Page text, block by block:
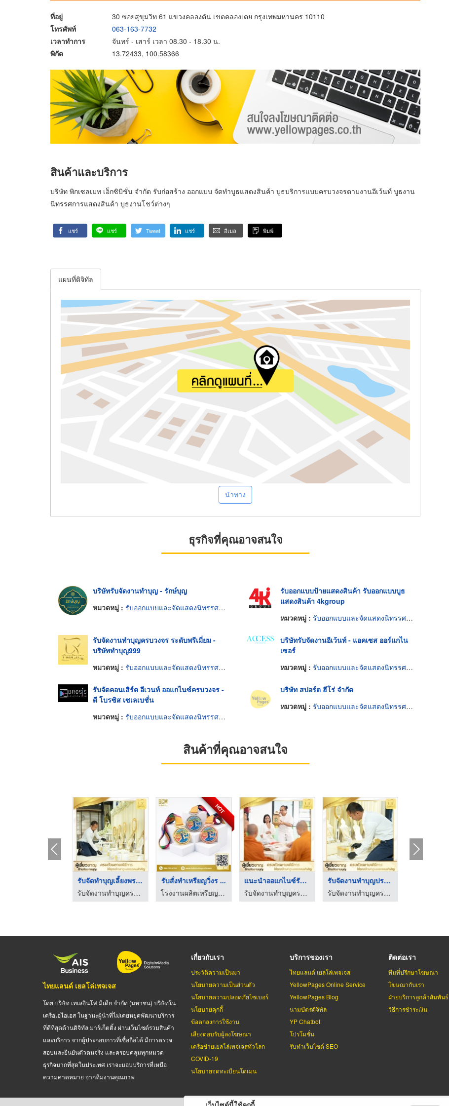
ที่อยู่
30 ซอยสุขุมวิท 61 แขวงคลองตัน เขตคลองเตย กรุงเทพมหานคร 10110
โทรศัพท์
063-163-7732
เวลาทำการ
จันทร์ - เสาร์ เวลา 08.30 - 18.30 น.
พิกัด
13.72433, 100.58366
สินค้าและบริการ
บริษัท พิกเซลเมท เอ็กซิบิชั่น จำกัด รับก่อสร้าง ออกแบบ จัดทำบูธแสดงสินค้า บูธบริการแบบครบวงจรตามงานอีเว้นท์ บูธงาน
นิทรรศการแสดงสินค้า บูธงานโชว์ต่างๆ
แชร์ แชร์ Tweet แชร์ อีเมล พิมพ์
แผนที่ดิจิทัล
นำทาง
ธุรกิจที่คุณอาจสนใจ
บริษัทรับจัดงานทำบุญ - รักษ์บุญ
หมวดหมู่ : รับออกแบบและจัดแสดงนิทรรศการ
รับออกแบบป้ายแสดงสินค้า รับออกแบบบูธ
แสดงสินค้า 4kgroup
หมวดหมู่ : รับออกแบบและจัดแสดงนิทรรศการ
รับจัดงานทำบุญครบวงจร ระดับพรีเมี่ยม -
บริษัททำบุญ999
หมวดหมู่ : รับออกแบบและจัดแสดงนิทรรศการ
บริษัทรับจัดงานอีเว้นท์ - แอคเซส ออร์แกไน
เซอร์
หมวดหมู่ : รับออกแบบและจัดแสดงนิทรรศการ
รับจัดคอนเสิร์ต อีเวนท์ ออแกไนซ์ครบวงจร -
ดี โบรซิส เซเลเบชั่น
หมวดหมู่ : รับออกแบบและจัดแสดงนิทรรศการ
บริษัท สปอร์ต ฮีโร่ จำกัด
หมวดหมู่ : รับออกแบบและจัดแสดงนิทรรศการ
สินค้าที่คุณอาจสนใจ
รับจัดทำบุญเลี้ยงพระ ...
รับจัดงานทำบุญครบวงจร ระดับพรีเมี่ยม - บริษัททำบุญ999
HOT
รับสั่งทำเหรียญวิ่งร ...
โรงงานผลิตเหรียญรางวัล บิวตี้ คัมพลีท แมนูแฟคเตอร์
แนะนำออแกไนซ์รับจัดง ...
รับจัดงานทำบุญครบวงจร ระดับพรีเมี่ยม - บริษัททำบุญ999
รับจัดงานทำบุญประจำป ...
รับจัดงานทำบุญครบวงจร ระดับพรีเมี่ยม - บริษัททำบุญ999
ไทยแลนด์ เยลโล่เพจเจส
โดย บริษัท เทเลอินโฟ มีเดีย จำกัด (มหาชน) บริษัทใน
เครือเอไอเอส ในฐานะผู้นำที่ไม่เคยหยุดพัฒนาบริการ
ที่ดีที่สุดด้านดิจิทัล มาร์เก็ตติ้ง ผ่านเว็บไซต์รวมสินค้า
และบริการ จากผู้ประกอบการที่เชื่อถือได้ มีการตรวจ
สอบและยืนยันตัวตนจริง และครอบคลุมทุกหมวด
ธุรกิจมากที่สุดในประเทศ เราจะมอบบริการที่เหนือ
ความคาดหมาย จากทีมงานคุณภาพ
เกี่ยวกับเรา
ประวัติความเป็นมา
นโยบายความเป็นส่วนตัว
นโยบายความปลอดภัยไซเบอร์
นโยบายคุกกี้
ข้อตกลงการใช้งาน
เสียงตอบรับผู้ลงโฆษณา
เครือข่ายเยลโล่เพจเจสทั่วโลก
COVID-19
นโยบายจดทะเบียนโดเมน
บริการของเรา
ไทยแลนด์ เยลโล่เพจเจส
YellowPages Online Service
YellowPages Blog
นามบัตรดิจิทัล
YP Chatbot
โปรโมชั่น
รับทำเว็บไซต์ SEO
ติดต่อเรา
ทีมที่ปรึกษาโฆษณา
โฆษณากับเรา
ฝ่ายบริการลูกค้าสัมพันธ์
วิธีการชำระเงิน